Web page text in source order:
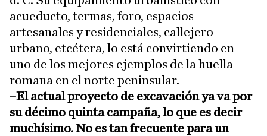
acueducto, termas, foro, espacios
artesanales y residenciales, callejero
urbano, etcétera, lo está convirtiendo en
uno de los mejores ejemplos de la huella
romana en el norte peninsular.
–El actual proyecto de excavación ya va por
su décimo quinta campaña, lo que es decir
muchísimo. No es tan frecuente para un